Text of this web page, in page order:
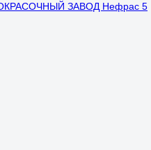
ЗАВОД Нефрас 5